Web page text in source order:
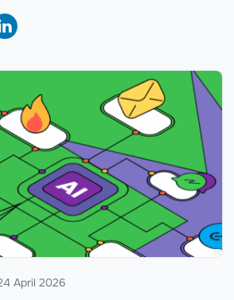
April 2026